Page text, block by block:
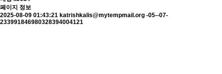
페이지 정보
2025-08-09 01:43:21 katrishkalis@mytempmail.org -05--07-
233991846980328394004121